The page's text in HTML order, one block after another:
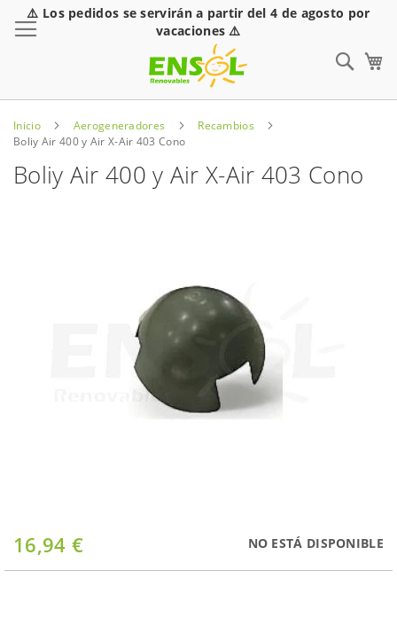
⚠️ Los pedidos se servirán a partir del 4 de agosto por
vacaciones ⚠️
Inicio Aerogeneradores
Recambios
Boliy Air 400 y Air X-Air 403 Cono
Boliy Air 400 y Air X-Air 403 Cono
16,94 € NO ESTÁ DISPONIBLE
Saltar
al
comienzo